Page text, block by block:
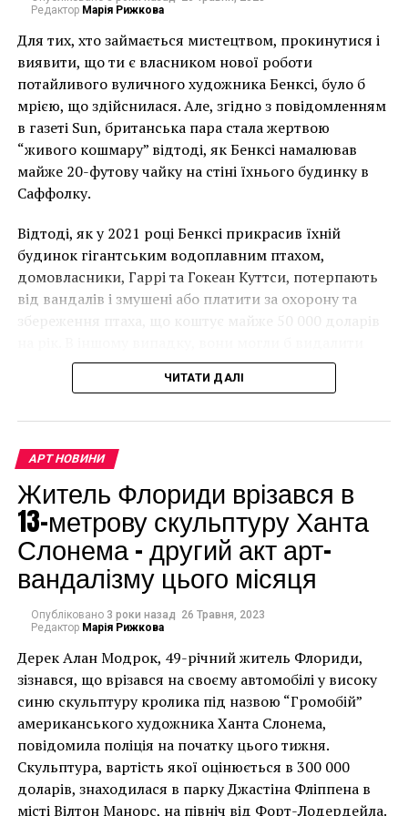
розы в пастельных тонах – с них отлично
собирать букеты с множеством различных
оттенков.
Романтические и мечтательные девушки
обязательно оценят цветы по их аромату. Поэтому
дарите российские сорта, которые отличаются
непревзойденным благоуханием.
Розы для веселых и
оптимистических леди
Оптимисты и девушки, у которых всегда хорошее
настроение, любят смотреть на мир в ярких красках.
Поэтому им хорошо подходятбукеты розв
радужных тонах. Им можно дарить красочные
миксы, где сочетается большое количество ярких и
разных цветов. Сами по себе разноцветные и яркие
букеты поднимут настроение даже в пасмурные
дни.
Редактор Марія Рижкова
Для тих, хто займається мистецтвом, прокинутися і
виявити, що ти є власником нової роботи
потайливого вуличного художника Бенксі, було б
мрією, що здійснилася. Але, згідно з повідомленням
в газеті Sun, британська пара стала жертвою
“живого кошмару” відтоді, як Бенксі намалював
майже 20-футову чайку на стіні їхнього будинку в
Саффолку.
Відтоді, як у 2021 році Бенксі прикрасив їхній
будинок гігантським водоплавним птахом,
домовласники, Гаррі та Гокеан Куттси, потерпають
від вандалів і змушені або платити за охорону та
збереження птаха, що коштує майже 50 000 доларів
мурал, що може коштувати до чверті мільйона
доларів.
Чоловік позує під макетом чайки, яка ось-ось
накинеться на упаковку чіпсів – сюжет графіті, що
має ознаки вуличного художника Бенксі, на стіні в
Лоустофті на східному узбережжі Англії 8 серпня 2021
року. (Фото Джастіна Талліса / AFP)
В інтерв’ю “Таймс” пан Куттс сказав:
ЧИТАТИ ДАЛІ
АРТ НОВИНИ
Житель Флориди врізався в
13-метрову скульптуру Ханта
Слонема – другий акт арт-
вандалізму цього місяця
Опубліковано 3 роки назад 26 Травня, 2023
Редактор Марія Рижкова
Дерек Алан Модрок, 49-річний житель Флориди,
зізнався, що врізався на своєму автомобілі у високу
синю скульптуру кролика під назвою “Громобій”
американського художника Ханта Слонема,
повідомила поліція на початку цього тижня.
Скульптура, вартість якої оцінюється в 300 000
доларів, знаходилася в парку Джастіна Фліппена в
місті Вілтон Манорс, на північ від Форт-Лодердейла.